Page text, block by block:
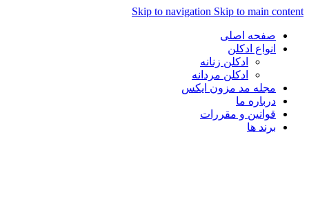
Skip to navigation Skip to main
صفحه اصلی
انواع ادکلن
ادکلن زنانه
ادکلن مردانه
مجله مد مزون ایکس
درباره ما
قوانین و مقررات
برند ها